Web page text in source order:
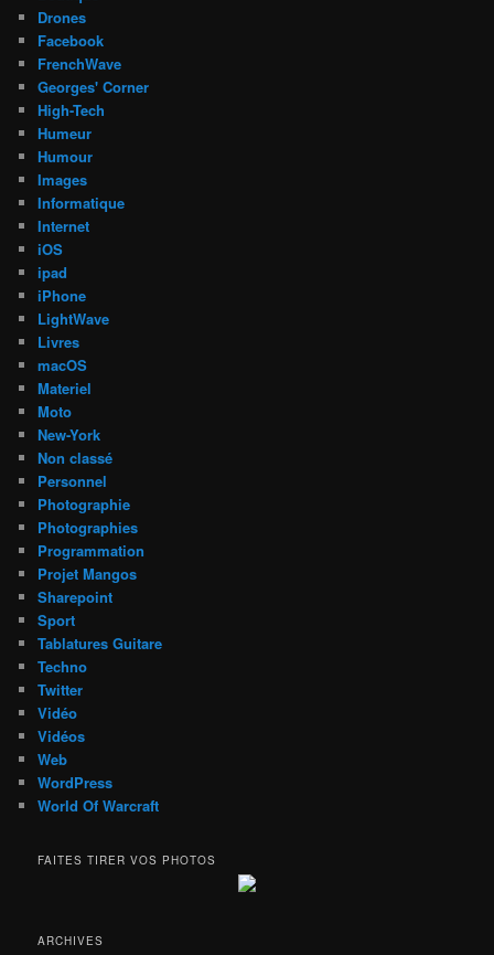
Drones
Facebook
FrenchWave
Georges' Corner
High-Tech
Humeur
Humour
Images
Informatique
Internet
iOS
ipad
iPhone
LightWave
Livres
macOS
Materiel
Moto
New-York
Non classé
Personnel
Photographie
Photographies
Programmation
Projet Mangos
Sharepoint
Sport
Tablatures Guitare
Techno
Twitter
Vidéo
Vidéos
Web
WordPress
World Of Warcraft
FAITES TIRER VOS PHOTOS
ARCHIVES